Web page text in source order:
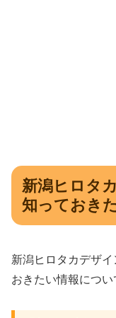
新潟ヒロタ
知っておき
新潟ヒロタカデザ
おきたい情報につい